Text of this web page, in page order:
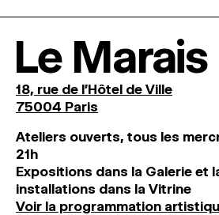
Le Marais
18, rue de l'Hôtel de Ville
75004 Paris
Ateliers ouverts, tous les
21h
Expositions dans la Galerie et
installations dans la Vitrine
Voir la programmation